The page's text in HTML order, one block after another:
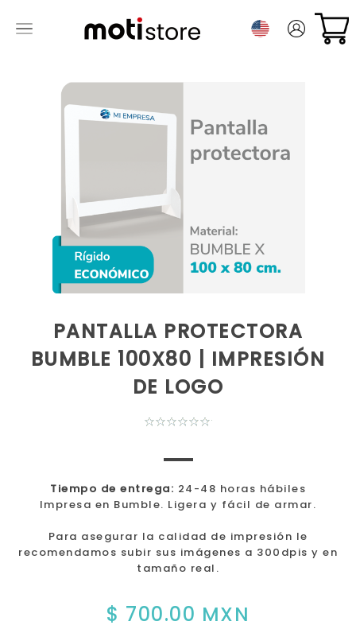
PANTALLA PROTECTORA
BUMBLE 100X80 | IMPRESIÓN
DE LOGO
Tiempo de entrega: 24-48 horas hábiles
Impresa en Bumble. Ligera y fácil de armar.
Para asegurar la calidad de impresión le
recomendamos subir sus imágenes a 300dpis y en
tamaño real.
$ 700.00 MXN